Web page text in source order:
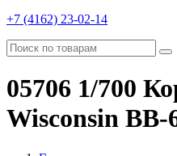
+7 (4162) 23-02-14
05706 1/700
Wisconsin BB-